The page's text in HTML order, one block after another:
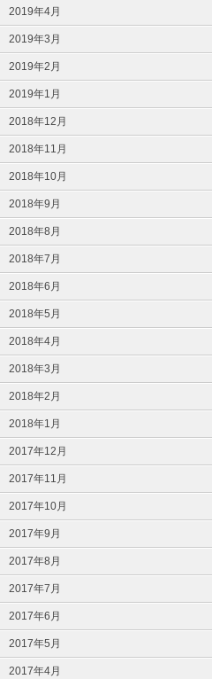
2019年4月
2019年3月
2019年2月
2019年1月
2018年12月
2018年11月
2018年10月
2018年9月
2018年8月
2018年7月
2018年6月
2018年5月
2018年4月
2018年3月
2018年2月
2018年1月
2017年12月
2017年11月
2017年10月
2017年9月
2017年8月
2017年7月
2017年6月
2017年5月
2017年4月